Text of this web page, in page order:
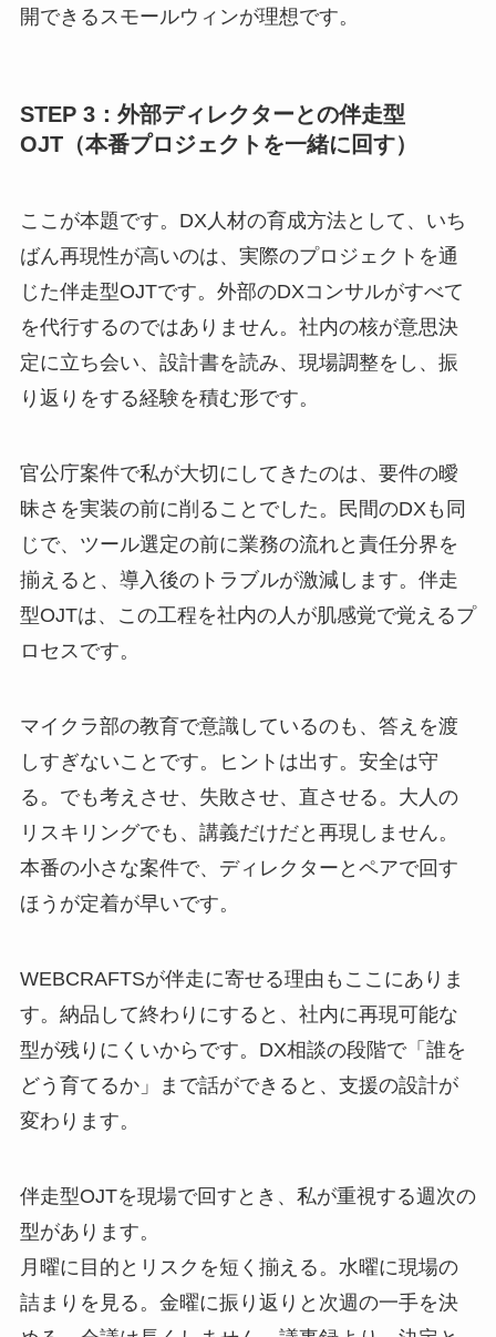
開できるスモールウィンが理想です。
STEP 3：外部ディレクターとの伴走型
OJT（本番プロジェクトを一緒に回す）
ここが本題です。DX人材の育成方法として、いち
ばん再現性が高いのは、実際のプロジェクトを通
じた伴走型OJTです。外部のDXコンサルがすべて
を代行するのではありません。社内の核が意思決
定に立ち会い、設計書を読み、現場調整をし、振
り返りをする経験を積む形です。
官公庁案件で私が大切にしてきたのは、要件の曖
昧さを実装の前に削ることでした。民間のDXも同
じで、ツール選定の前に業務の流れと責任分界を
揃えると、導入後のトラブルが激減します。伴走
型OJTは、この工程を社内の人が肌感覚で覚えるプ
ロセスです。
マイクラ部の教育で意識しているのも、答えを渡
しすぎないことです。ヒントは出す。安全は守
る。でも考えさせ、失敗させ、直させる。大人の
リスキリングでも、講義だけだと再現しません。
本番の小さな案件で、ディレクターとペアで回す
ほうが定着が早いです。
WEBCRAFTSが伴走に寄せる理由もここにありま
す。納品して終わりにすると、社内に再現可能な
型が残りにくいからです。DX相談の段階で「誰を
どう育てるか」まで話ができると、支援の設計が
変わります。
伴走型OJTを現場で回すとき、私が重視する週次の
型があります。
月曜に目的とリスクを短く揃える。水曜に現場の
詰まりを見る。金曜に振り返りと次週の一手を決